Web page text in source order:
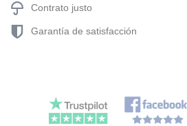
Contrato justo
Garantía de satisfacción